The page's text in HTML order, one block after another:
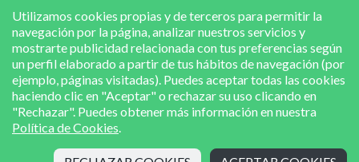
POLÍTICA DE COOKIES
Utilizamos cookies propias y de terceros para permitir la
navegación por la página, analizar nuestros servicios y
mostrarte publicidad relacionada con tus preferencias según
un perfil elaborado a partir de tus hábitos de navegación (por
ejemplo, páginas visitadas). Puedes aceptar todas las cookies
haciendo clic en "Aceptar" o rechazar su uso clicando en
"Rechazar". Puedes obtener más información en nuestra
Política de Cookies.